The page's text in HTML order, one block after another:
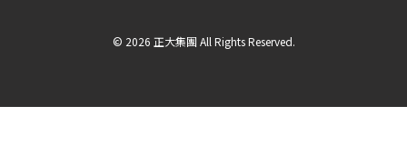
© 2026 正大集團 All Rights Reserved.